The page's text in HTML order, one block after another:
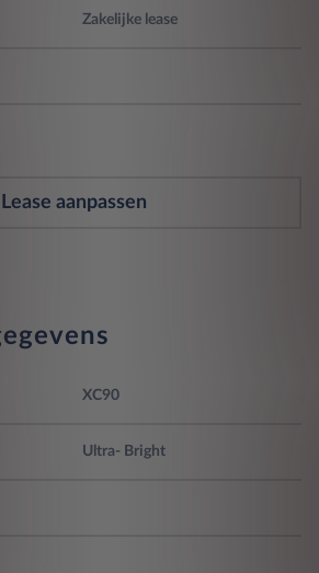
Zakelijke lease
Lease aanpassen
XC90
Ultra- Bright